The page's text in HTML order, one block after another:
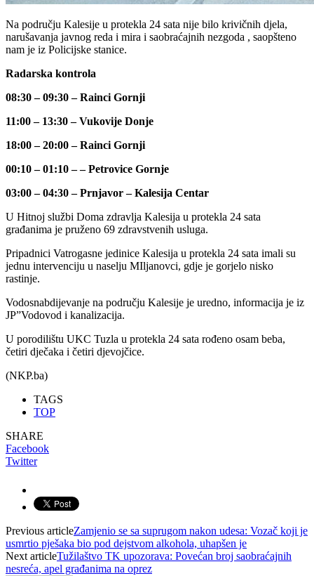
Na području Kalesije u protekla 24 sata nije bilo krivičnih djela,
narušavanja javnog reda i mira i saobraćajnih nezgoda , saopšteno
nam je iz Policijske stanice.
Radarska kontrola
08:30 – 09:30 – Rainci Gornji
11:00 – 13:30 – Vukovije Donje
18:00 – 20:00 – Rainci Gornji
00:10 – 01:10 – – Petrovice Gornje
03:00 – 04:30 – Prnjavor – Kalesija Centar
U Hitnoj službi Doma zdravlja Kalesija u protekla 24 sata
građanima je pruženo 69 zdravstvenih usluga.
Pripadnici Vatrogasne jedinice Kalesija u protekla 24 sata imali su
jednu intervenciju u naselju MIljanovci, gdje je gorjelo nisko
rastinje.
Vodosnabdijevanje na području Kalesije je uredno, informacija je iz
JP”Vodovod i kanalizacija.
U porodilištu UKC Tuzla u protekla 24 sata rođeno osam beba,
četiri dječaka i četiri djevojčice.
(NKP.ba)
TAGS
TOP
SHARE
Facebook
Twitter
Previous articleZamjenio se sa suprugom nakon udesa: Vozač koji je
usmrtio pješaka bio pod dejstvom alkohola, uhapšen je
Next articleTužilaštvo TK upozorava: Povećan broj saobraćajnih
nesreća, apel građanima na oprez